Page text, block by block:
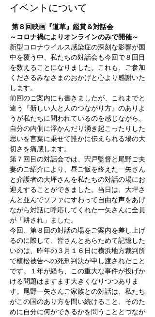
イベントについて
第８回映画『道草』鑑賞＆対話会
～コロナ禍によりオンラインのみで開催～
新型コロナウイルス感染症の深刻な影響が国
中を覆う中、私たちの対話会も今回で８回目
を数えることになりました。これも、ご参加
くださるみなさまのおかげと心より感謝いた
します。
前回のご案内にも書きましたが、これまでと
違う『新しい人と人のつながり方』のありよ
うが私たちに問われているのを感じながら、
自分の内側に浮かんだり湧き起こったりした
思いを言葉に乗せて誰かに伝えられる場の大
切さを痛感します。
第７回目の対話会では、宍戸監督と尾野ご夫
妻のご紹介により、昼ご飯を終えた一矢さん
と介護者の大坪さんを私たちの対話の場にお
迎えすることができました。当日は、大坪さ
んと並んでソファにすわって自由な声をあげ
ながら対話に呼応してくれた一矢さんに全員
が「耕され」ました。
今回、第８回の対話の場をご案内を差し上げ
るのに際して、皆さんとあらためて記憶した
いのは、昨年の３月１６日に横浜地方裁判所
で植松被告への死刑判決が申し渡されたこと
です。１年が経ち、この重大な事件が投げか
ける問題はますます大きくなりつつありま
す。尾野一矢さんご家族との対話は、私たち
がこの国のあり方を問い続けること、そのた
めに自分に何ができるかを問うこととつなが